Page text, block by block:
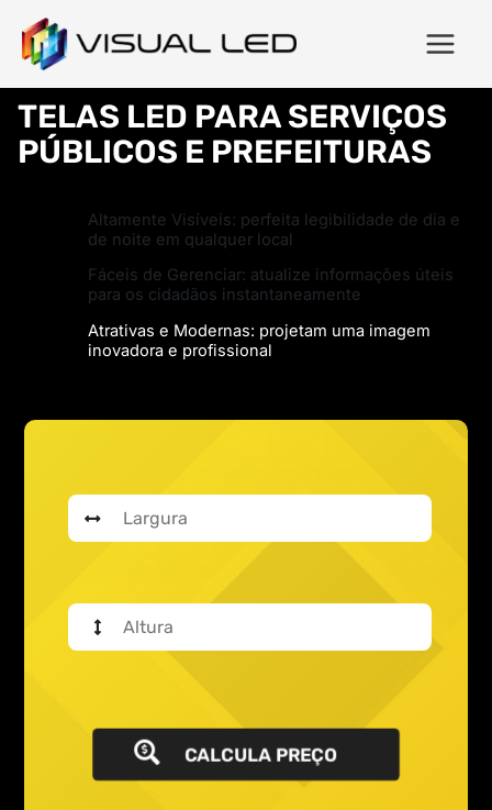
CALCULA PREÇO
TELAS LED PARA SERVIÇOS
PÚBLICOS E PREFEITURAS
Altamente Visíveis: perfeita legibilidade de dia e
de noite em qualquer local
Fáceis de Gerenciar: atualize informações úteis
para os cidadãos instantaneamente
Atrativas e Modernas: projetam uma imagem
inovadora e profissional